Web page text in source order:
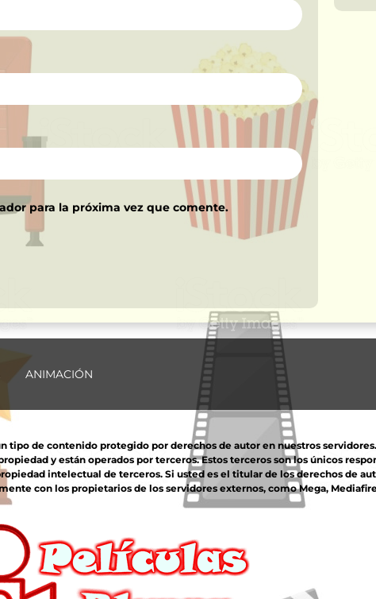
para la próxima vez que comente.
ANIMACIÓN
tipo de contenido protegido por derechos de autor en nuestros
y están operados por terceros. Estos terceros son los únicos
intelectual de terceros. Si usted es el titular de los derechos de
con los propietarios de los servidores externos, como Mega,